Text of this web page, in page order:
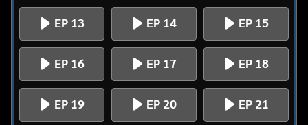
EP 13 EP 14 EP 15
EP 16 EP 17 EP 18
EP 19 EP 20 EP 21